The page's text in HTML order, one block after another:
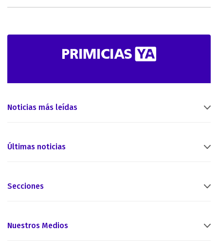
Noticias más leídas
Últimas noticias
Secciones
Nuestros Medios